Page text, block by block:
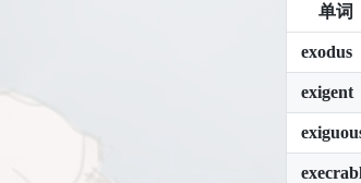
单词
exodus
exigent